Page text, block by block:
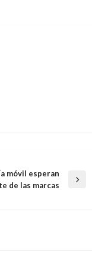
móvil esperan
de las marcas